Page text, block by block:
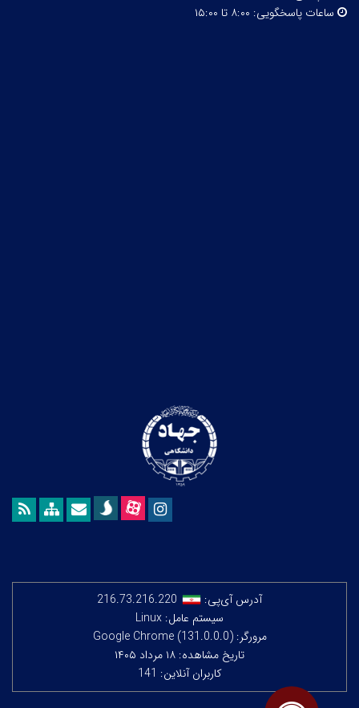
ساعات پاسخگویی: ۸:۰۰ تا ۱۵:۰۰
آدرس آی‌پی:
216.73.216.220
سیستم عامل: Linux
مرورگر: Google Chrome (131.0.0.0)
تاریخ مشاهده: ۱۸ مرداد ۱۴۰۵
کاربران آنلاین: 141